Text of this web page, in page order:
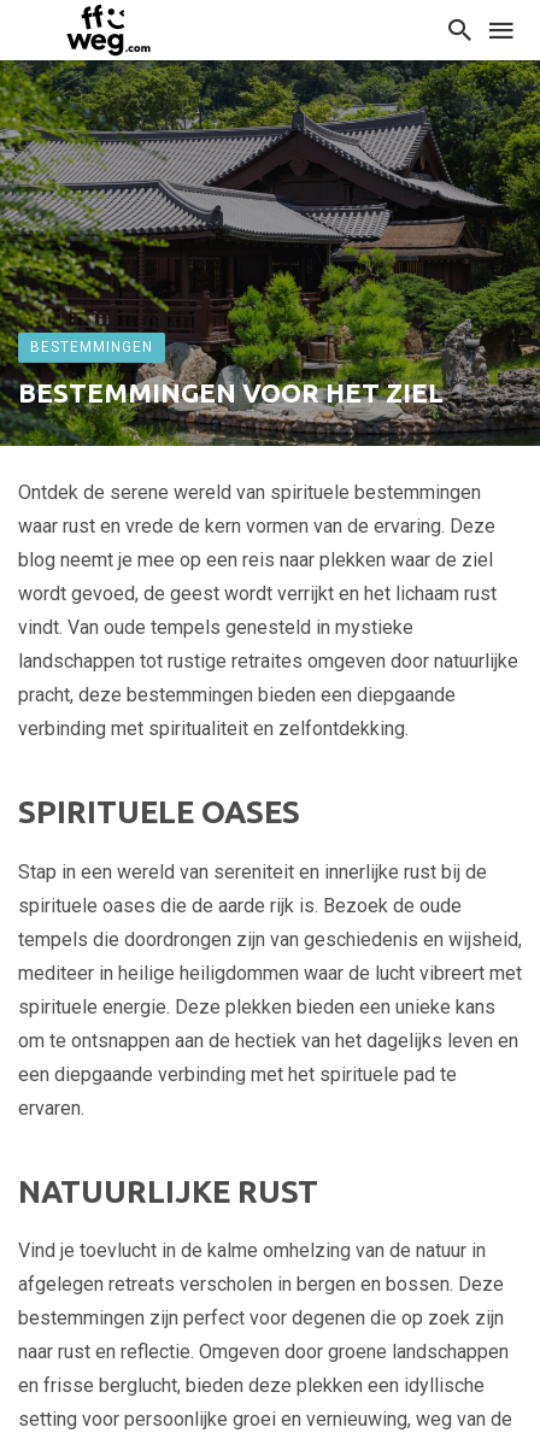
BESTEMMINGEN
BESTEMMINGEN VOOR HET ZIEL
Ontdek de serene wereld van spirituele bestemmingen
waar rust en vrede de kern vormen van de ervaring. Deze
blog neemt je mee op een reis naar plekken waar de ziel
wordt gevoed, de geest wordt verrijkt en het lichaam rust
vindt. Van oude tempels genesteld in mystieke
landschappen tot rustige retraites omgeven door natuurlijke
pracht, deze bestemmingen bieden een diepgaande
verbinding met spiritualiteit en zelfontdekking.
SPIRITUELE OASES
Stap in een wereld van sereniteit en innerlijke rust bij de
spirituele oases die de aarde rijk is. Bezoek de oude
tempels die doordrongen zijn van geschiedenis en wijsheid,
mediteer in heilige heiligdommen waar de lucht vibreert met
spirituele energie. Deze plekken bieden een unieke kans
om te ontsnappen aan de hectiek van het dagelijks leven en
een diepgaande verbinding met het spirituele pad te
ervaren.
NATUURLIJKE RUST
Vind je toevlucht in de kalme omhelzing van de natuur in
afgelegen retreats verscholen in bergen en bossen. Deze
bestemmingen zijn perfect voor degenen die op zoek zijn
naar rust en reflectie. Omgeven door groene landschappen
en frisse berglucht, bieden deze plekken een idyllische
setting voor persoonlijke groei en vernieuwing, weg van de